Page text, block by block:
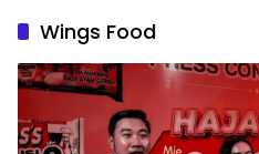
Wings Food